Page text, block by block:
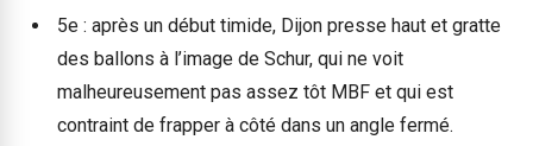
5e : après un début timide, Dijon presse haut et gratte
des ballons à l’image de Schur, qui ne voit
malheureusement pas assez tôt MBF et qui est
contraint de frapper à côté dans un angle fermé.